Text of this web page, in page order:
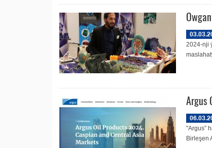
2024-nji
Argus
"Argus”
Birleşen